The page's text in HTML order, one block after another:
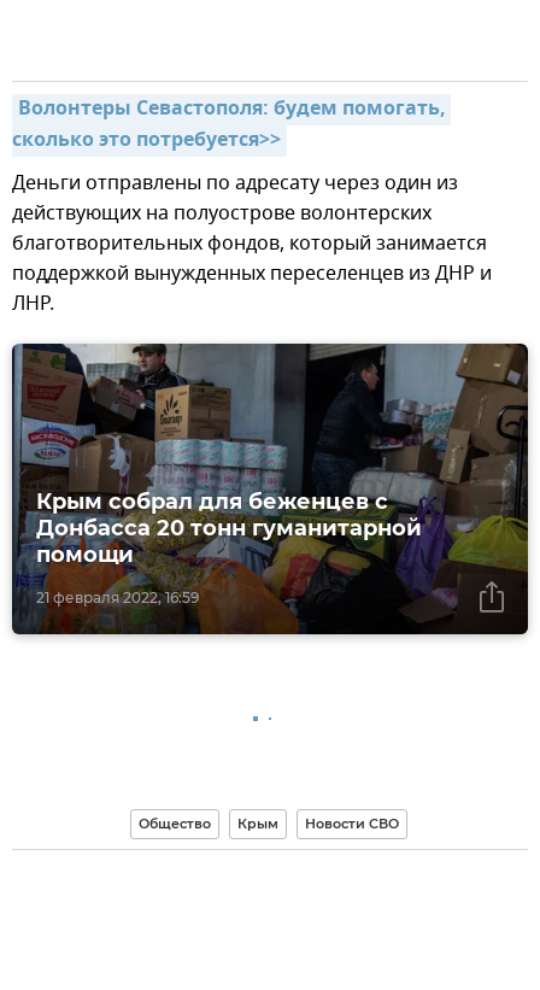
Волонтеры Севастополя: будем помогать,
сколько это потребуется>>
Деньги отправлены по адресату через один из
действующих на полуострове волонтерских
благотворительных фондов, который занимается
поддержкой вынужденных переселенцев из ДНР и
ЛНР.
21 февраля 2022, 16:59
Крым собрал для беженцев с
Донбасса 20 тонн гуманитарной
помощи
Общество Крым Новости СВО